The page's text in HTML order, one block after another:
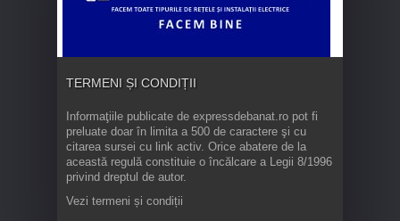
TERMENI ȘI CONDIȚII
Informaţiile publicate de expressdebanat.ro pot fi
preluate doar în limita a 500 de caractere şi cu
citarea sursei cu link activ. Orice abatere de la
această regulă constituie o încălcare a Legii 8/1996
privind dreptul de autor.
Vezi termeni și condiții